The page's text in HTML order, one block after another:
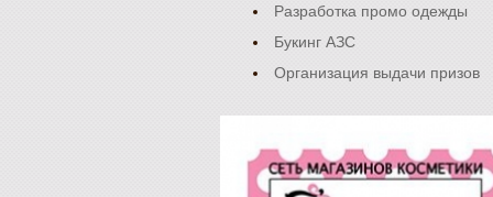
Разработка промо одежды
Букинг АЗС
Организация выдачи призов